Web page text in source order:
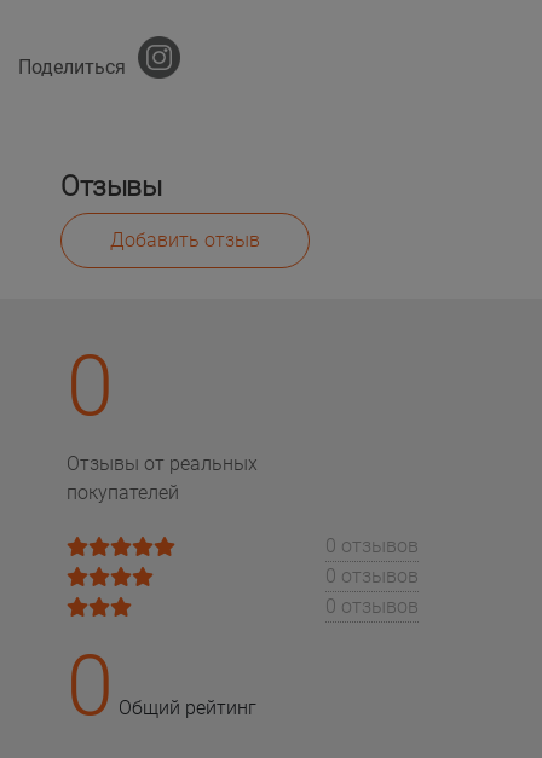
Поделиться
Отзывы
Добавить отзыв
0
Отзывы от реальных
покупателей
0 отзывов
0 отзывов
0 отзывов
0 Общий рейтинг